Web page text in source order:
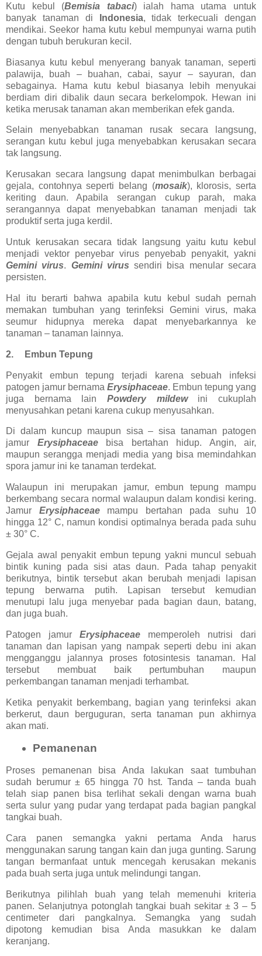
Kutu kebul (Bemisia tabaci) ialah hama utama untuk
banyak tanaman di
Indonesia, tidak terkecuali dengan
mendikai. Seekor hama kutu kebul mempunyai warna putih
dengan tubuh berukuran kecil.
Biasanya kutu kebul menyerang banyak tanaman, seperti
palawija, buah – buahan, cabai, sayur – sayuran, dan
sebagainya. Hama kutu kebul biasanya lebih menyukai
berdiam diri dibalik daun secara berkelompok. Hewan ini
ketika merusak tanaman akan memberikan efek ganda.
Selain menyebabkan tanaman rusak secara langsung,
serangan kutu kebul juga menyebabkan kerusakan secara
tak langsung.
Kerusakan secara langsung dapat menimbulkan berbagai
gejala, contohnya seperti belang (mosaik), klorosis, serta
keriting daun. Apabila serangan cukup parah, maka
serangannya dapat menyebabkan tanaman menjadi tak
produktif serta juga kerdil.
Untuk kerusakan secara tidak langsung yaitu kutu kebul
menjadi vektor penyebar virus penyebab penyakit, yakni
Gemini virus. Gemini virus sendiri bisa menular secara
persisten.
Hal itu berarti bahwa apabila kutu kebul sudah pernah
memakan tumbuhan yang terinfeksi Gemini virus, maka
seumur hidupnya mereka dapat menyebarkannya ke
tanaman – tanaman lainnya.
2. Embun Tepung
Penyakit embun tepung terjadi karena sebuah infeksi
patogen jamur bernama Erysiphaceae. Embun tepung yang
juga bernama lain Powdery mildewini cukuplah
menyusahkan petani karena cukup menyusahkan.
Di dalam kuncup maupun sisa – sisa tanaman patogen
jamur Erysiphaceaebisa bertahan hidup. Angin, air,
maupun serangga menjadi media yang bisa memindahkan
spora jamur ini ke tanaman terdekat.
Walaupun ini merupakan jamur, embun tepung mampu
berkembang secara normal walaupun dalam kondisi kering.
Jamur Erysiphaceaemampu bertahan pada suhu 10
hingga 12° C, namun kondisi optimalnya berada pada suhu
± 30° C.
Gejala awal penyakit embun tepung yakni muncul sebuah
bintik kuning pada sisi atas daun. Pada tahap penyakit
berikutnya, bintik tersebut akan berubah menjadi lapisan
tepung berwarna putih. Lapisan tersebut kemudian
menutupi lalu juga menyebar pada bagian daun, batang,
dan juga buah.
Patogen jamur Erysiphaceae memperoleh nutrisi dari
tanaman dan lapisan yang nampak seperti debu ini akan
mengganggu jalannya proses fotosintesis tanaman. Hal
tersebut membuat baik pertumbuhan maupun
perkembangan tanaman menjadi terhambat.
Ketika penyakit berkembang, bagian yang terinfeksi akan
berkerut, daun berguguran, serta tanaman pun akhirnya
akan mati.
Pemanenan
Proses pemanenan bisa Anda lakukan saat tumbuhan
sudah berumur ± 65 hingga 70 hst. Tanda – tanda buah
telah siap panen bisa terlihat sekali dengan warna buah
serta sulur yang pudar yang terdapat pada bagian pangkal
tangkai buah.
Cara panen semangka yakni pertama Anda harus
menggunakan sarung tangan kain dan juga gunting. Sarung
tangan bermanfaat untuk mencegah kerusakan mekanis
pada buah serta juga untuk melindungi tangan.
Berikutnya pilihlah buah yang telah memenuhi kriteria
panen. Selanjutnya potonglah tangkai buah sekitar ± 3 – 5
centimeter dari pangkalnya. Semangka yang sudah
dipotong kemudian bisa Anda masukkan ke dalam
keranjang.